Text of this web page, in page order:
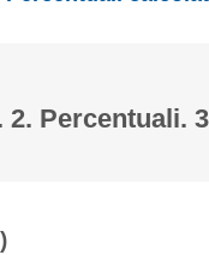
2. Percentuali.